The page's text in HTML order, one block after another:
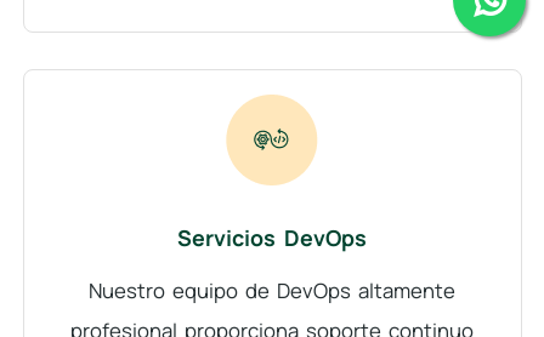
Servicios DevOps
Nuestro equipo de DevOps altamente
profesional proporciona soporte continuo